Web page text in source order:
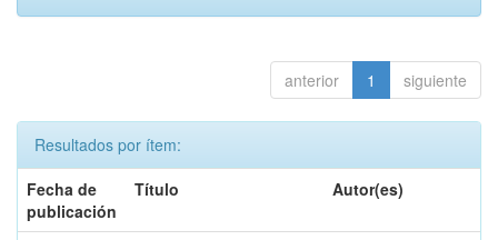
anterior 1 siguiente
Resultados por ítem:
Fecha de
publicación
Título Autor(es)